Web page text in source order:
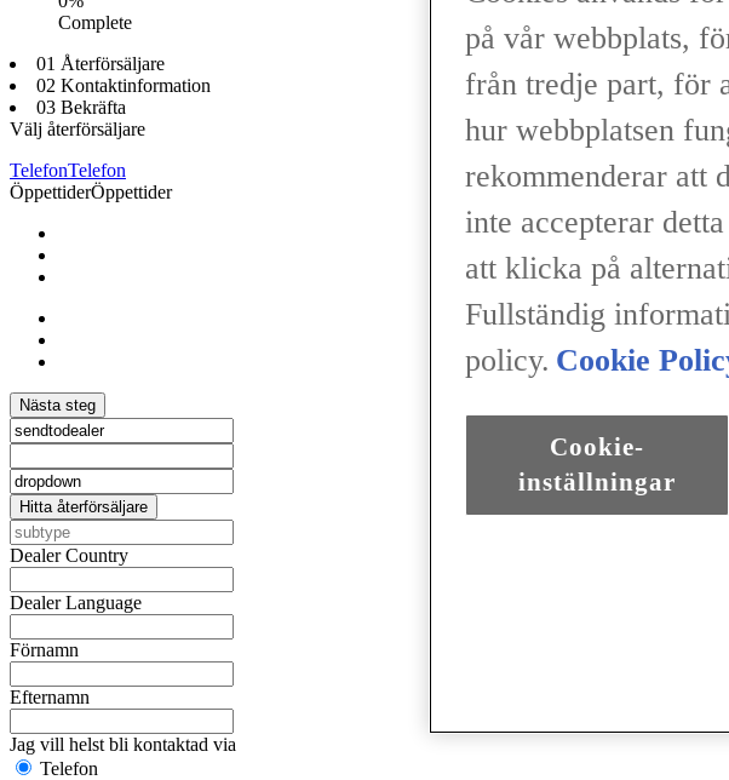
Complete
01 Återförsäljare
02 Kontaktinformation
03 Bekräfta
Välj återförsäljare
TelefonTelefon
ÖppettiderÖppettider
Nästa steg
Hitta återförsäljare
Dealer Country
Dealer Language
Förnamn
Efternamn
Jag vill helst bli kontaktad via
Telefon
på vår webbplats,
från tredje part, för
hur webbplatsen
rekommenderar att
inte accepterar
att klicka på
Fullständig
policy. Cookie
Cookie-
inställningar